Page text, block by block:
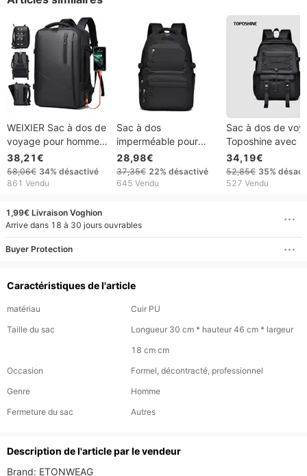
WEIXIER Sac à dos de
voyage pour homme,
sac à dos d'affaires,
sac d'école extensible
USB, grande capacité,
pour ordinateur
portable 15,6 pouces
38,21€
58,06€ 34% désactivé
861 Vendu
Sac à dos
imperméable pour
étudiant avec
plusieurs poches,
grande capacité, en
pouces
28,98€
37,35€ 22% désactivé
645 Vendu
Sac à dos de
Toposhine avec
en maille, style
universitaire, sac
campus
ordinateur
13 à 15,6 pouces
34,19€
52,85€ 35%
527 Vendu
1,99€ Livraison Voghion
Arrive dans 18 à 30 jours ouvrables
Buyer Protection
Caractéristiques de l'article
matériau
Cuir PU
Taille du sac
Longueur 30 cm * hauteur 46 cm * largeur
18 cm cm
Occasion
Formel, décontracté, professionnel
Genre
Homme
Fermeture du sac
Autres
Description de l'article par le vendeur
Brand: ETONWEAG